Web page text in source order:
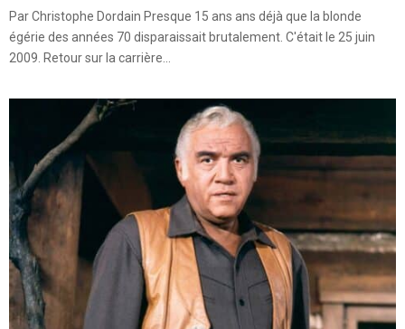
Par Christophe Dordain Presque 15 ans ans déjà que la blonde
égérie des années 70 disparaissait brutalement. C'était le 25 juin
2009. Retour sur la carrière...